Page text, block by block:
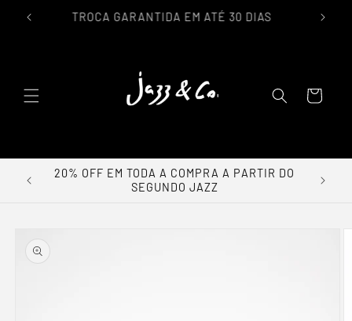
para o conteúdoTROCA GARANTIDA EM ATÉ 30 DIAS
Carrinho
20% OFF EM TODA A COMPRA A PARTIR DO
SEGUNDO JAZZ
informações do produto